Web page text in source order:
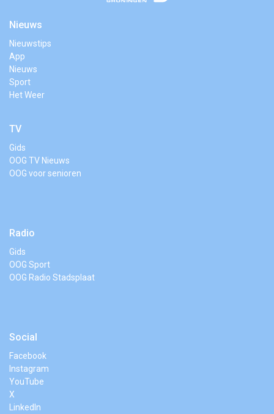
Nieuws
Nieuwstips
App
Nieuws
Sport
Het Weer
TV
Gids
OOG TV Nieuws
OOG voor senioren
Radio
Gids
OOG Sport
OOG Radio Stadsplaat
Social
Facebook
Instagram
YouTube
X
LinkedIn